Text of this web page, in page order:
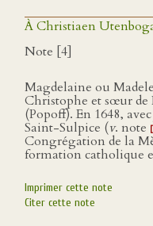
À Christiaen
Note [4]
Magdelaine ou
Christophe et sœur de
(Popoff). En 1648,
Saint-Sulpice (v. note
Congrégation de la
formation catholique
Imprimer cette note
Citer cette note